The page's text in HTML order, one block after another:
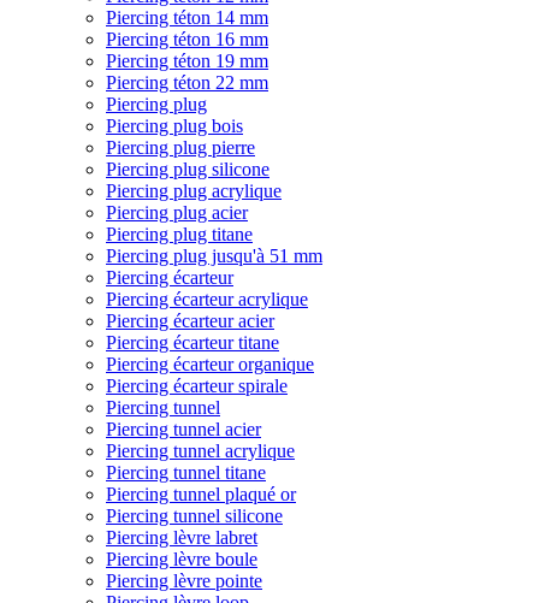
Piercing téton 14 mm
Piercing téton 16 mm
Piercing téton 19 mm
Piercing téton 22 mm
Piercing plug
Piercing plug bois
Piercing plug pierre
Piercing plug silicone
Piercing plug acrylique
Piercing plug acier
Piercing plug titane
Piercing plug jusqu'à 51 mm
Piercing écarteur
Piercing écarteur acrylique
Piercing écarteur acier
Piercing écarteur titane
Piercing écarteur organique
Piercing écarteur spirale
Piercing tunnel
Piercing tunnel acier
Piercing tunnel acrylique
Piercing tunnel titane
Piercing tunnel plaqué or
Piercing tunnel silicone
Piercing lèvre labret
Piercing lèvre boule
Piercing lèvre pointe